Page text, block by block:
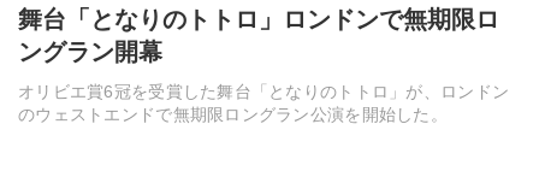
舞台「となりのトトロ」ロンドンで無期限ロ
ングラン開幕
オリビエ賞6冠を受賞した舞台「となりのトトロ」が、ロンドン
のウェストエンドで無期限ロングラン公演を開始した。